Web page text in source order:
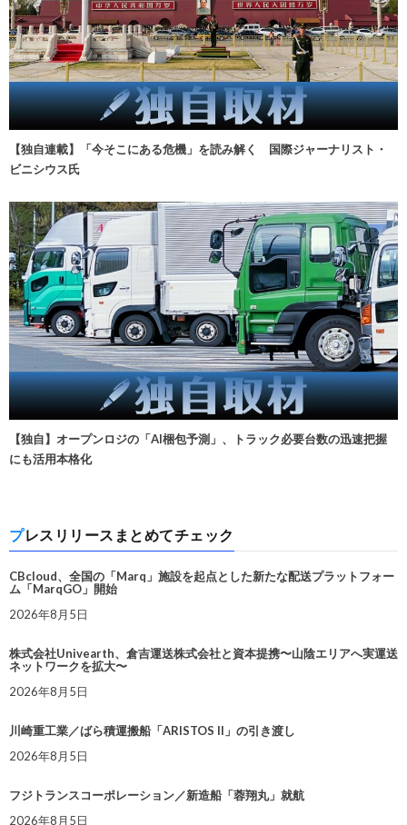
【独自連載】「今そこにある危機」を読み解く 国際ジャーナリスト・
ビニシウス氏
【独自】オープンロジの「AI梱包予測」、トラック必要台数の迅速把握
にも活用本格化
プレスリリースまとめてチェック
CBcloud、全国の「Marq」施設を起点とした新たな配送プラットフォー
ム「MarqGO」開始
2026年8月5日
株式会社Univearth、倉吉運送株式会社と資本提携〜山陰エリアへ実運送
ネットワークを拡大〜
2026年8月5日
川崎重工業／ばら積運搬船「ARISTOS II」の引き渡し
2026年8月5日
フジトランスコーポレーション／新造船「蓉翔丸」就航
2026年8月5日